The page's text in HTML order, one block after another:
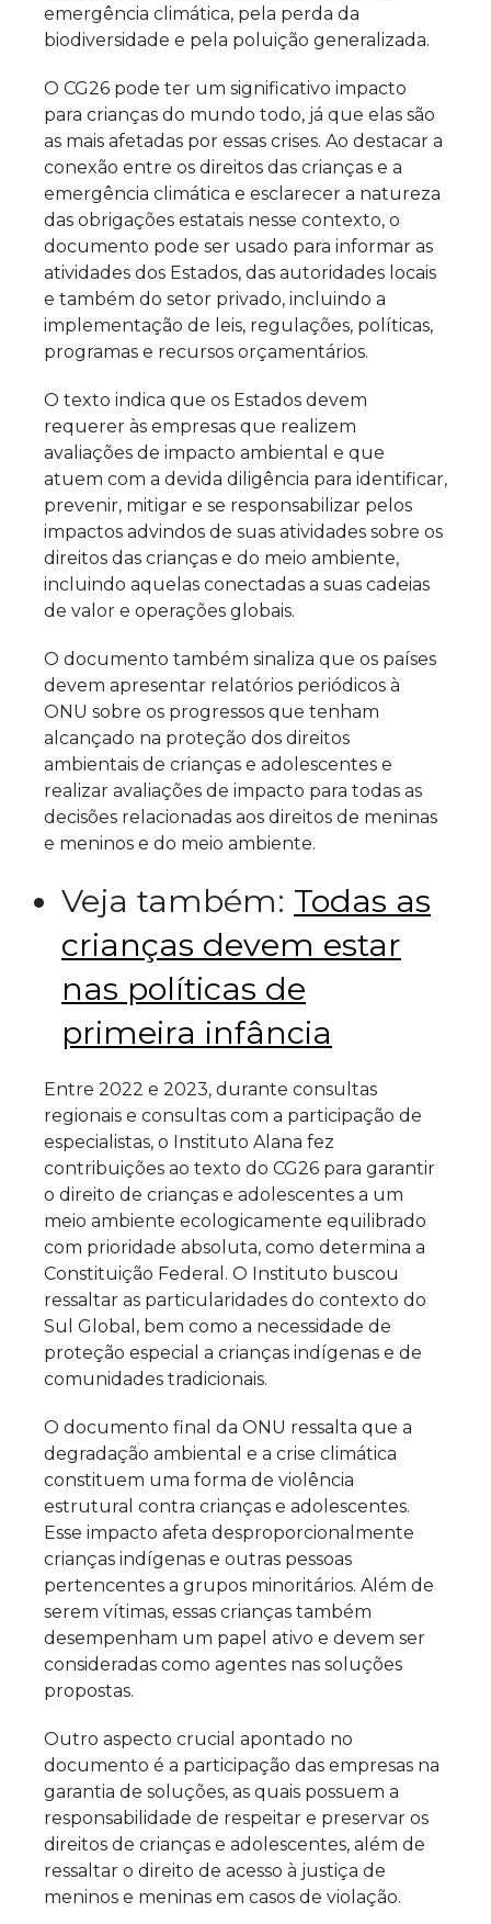
emergência climática, pela perda da
biodiversidade e pela poluição generalizada.
O CG26 pode ter um significativo impacto
para crianças do mundo todo, já que elas são
as mais afetadas por essas crises. Ao destacar a
conexão entre os direitos das crianças e a
emergência climática e esclarecer a natureza
das obrigações estatais nesse contexto, o
documento pode ser usado para informar as
atividades dos Estados, das autoridades locais
e também do setor privado, incluindo a
implementação de leis, regulações, políticas,
programas e recursos orçamentários.
O texto indica que os Estados devem
requerer às empresas que realizem
avaliações de impacto ambiental e que
atuem com a devida diligência para identificar,
prevenir, mitigar e se responsabilizar pelos
impactos advindos de suas atividades sobre os
direitos das crianças e do meio ambiente,
incluindo aquelas conectadas a suas cadeias
de valor e operações globais.
O documento também sinaliza que os países
devem apresentar relatórios periódicos à
ONU sobre os progressos que tenham
alcançado na proteção dos direitos
ambientais de crianças e adolescentes e
realizar avaliações de impacto para todas as
decisões relacionadas aos direitos de meninas
e meninos e do meio ambiente.
Veja também: Todas as
crianças devem estar
nas políticas de
primeira infância
Entre 2022 e 2023, durante consultas
regionais e consultas com a participação de
especialistas, o Instituto Alana fez
contribuições ao texto do CG26 para garantir
o direito de crianças e adolescentes a um
meio ambiente ecologicamente equilibrado
com prioridade absoluta, como determina a
Constituição Federal. O Instituto buscou
ressaltar as particularidades do contexto do
Sul Global, bem como a necessidade de
proteção especial a crianças indígenas e de
comunidades tradicionais.
O documento final da ONU ressalta que a
degradação ambiental e a crise climática
constituem uma forma de violência
estrutural contra crianças e adolescentes.
Esse impacto afeta desproporcionalmente
crianças indígenas e outras pessoas
pertencentes a grupos minoritários. Além de
serem vítimas, essas crianças também
desempenham um papel ativo e devem ser
consideradas como agentes nas soluções
propostas.
Outro aspecto crucial apontado no
documento é a participação das empresas na
garantia de soluções, as quais possuem a
responsabilidade de respeitar e preservar os
direitos de crianças e adolescentes, além de
ressaltar o direito de acesso à justiça de
meninos e meninas em casos de violação.